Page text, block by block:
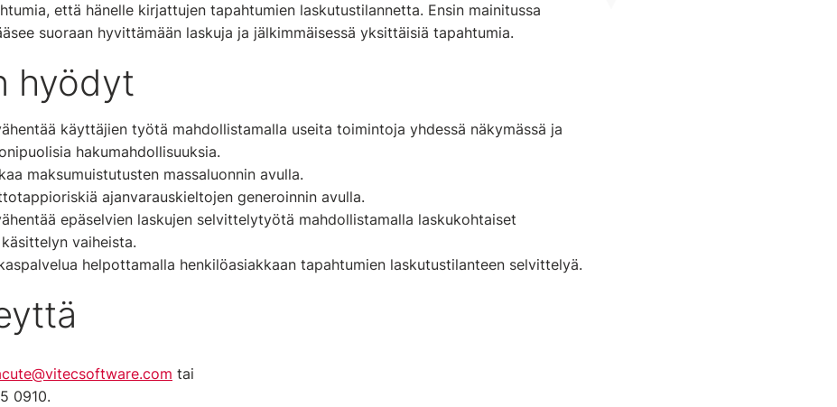
että hänelle kirjattujen tapahtumien laskutustilannetta. Ensin mainitussa
suoraan hyvittämään laskuja ja jälkimmäisessä yksittäisiä tapahtumia.
hyödyt
käyttäjien työtä mahdollistamalla useita toimintoja yhdessä näkymässä ja
hakumahdollisuuksia.
maksumuistutusten massaluonnin avulla.
ajanvarauskieltojen generoinnin avulla.
epäselvien laskujen selvittelytyötä mahdollistamalla laskukohtaiset
vaiheista.
helpottamalla henkilöasiakkaan tapahtumien laskutustilanteen selvittelyä.
tai
0910.